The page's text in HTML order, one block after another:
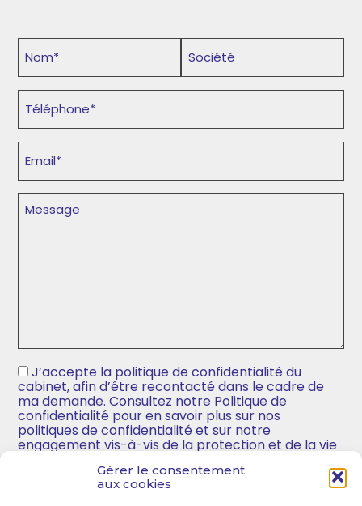
Gérer le consentement
aux cookies
Nom
Prénom
(Nécessaire)
Société
(Nécessaire)
Téléphone
(Nécessaire)
E-
mail
(Nécessaire)
Message
(Nécessaire)
J’accepte la politique de confidentialité du
cabinet, afin d’être recontacté dans le cadre de
ma demande. Consultez notre Politique de
confidentialité pour en savoir plus sur nos
politiques de confidentialité et sur notre
engagement vis-à-vis de la protection et de la vie